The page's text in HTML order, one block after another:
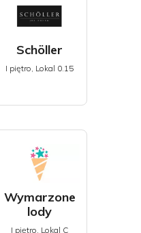
Schöller
I piętro, Lokal 0.15
Wymarzone
lody
I piętro, Lokal C